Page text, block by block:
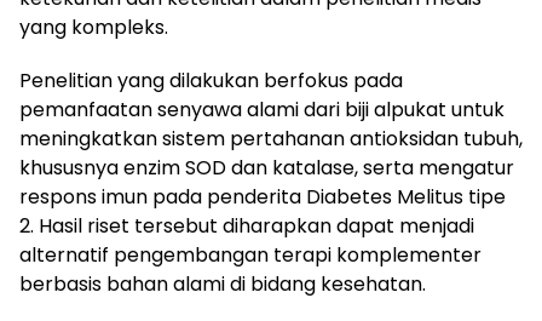
yang kompleks.
Penelitian yang dilakukan berfokus pada
pemanfaatan senyawa alami dari biji alpukat untuk
meningkatkan sistem pertahanan antioksidan tubuh,
khususnya enzim SOD dan katalase, serta mengatur
respons imun pada penderita Diabetes Melitus tipe
2. Hasil riset tersebut diharapkan dapat menjadi
alternatif pengembangan terapi komplementer
berbasis bahan alami di bidang kesehatan.